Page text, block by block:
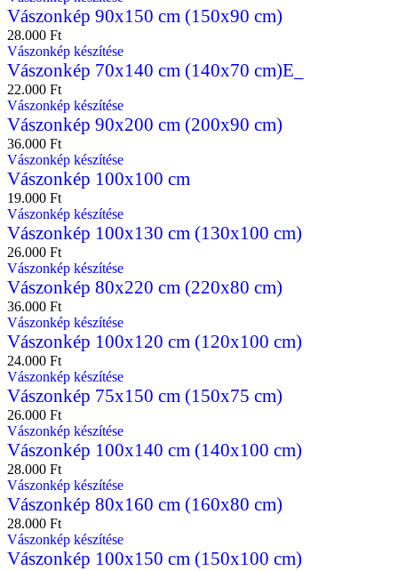
Vászonkép 90x150 cm (150x90 cm)
28.000 Ft
Vászonkép készítése
Vászonkép 70x140 cm (140x70 cm)E_
22.000 Ft
Vászonkép készítése
Vászonkép 90x200 cm (200x90 cm)
36.000 Ft
Vászonkép készítése
Vászonkép 100x100 cm
19.000 Ft
Vászonkép készítése
Vászonkép 100x130 cm (130x100 cm)
26.000 Ft
Vászonkép készítése
Vászonkép 80x220 cm (220x80 cm)
36.000 Ft
Vászonkép készítése
Vászonkép 100x120 cm (120x100 cm)
24.000 Ft
Vászonkép készítése
Vászonkép 75x150 cm (150x75 cm)
26.000 Ft
Vászonkép készítése
Vászonkép 100x140 cm (140x100 cm)
28.000 Ft
Vászonkép készítése
Vászonkép 80x160 cm (160x80 cm)
28.000 Ft
Vászonkép készítése
Vászonkép 100x150 cm (150x100 cm)